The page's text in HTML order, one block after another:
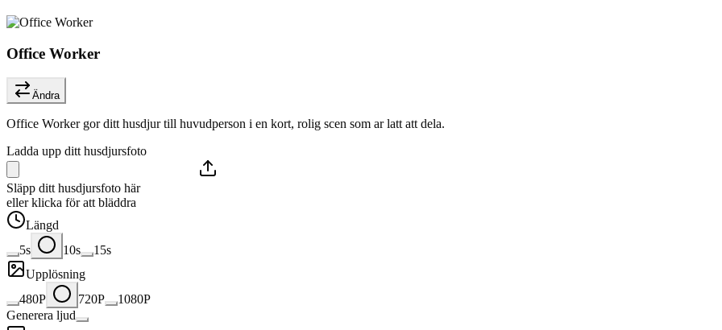
Office Worker
Ändra
Office Worker gor ditt husdjur till huvudperson i en kort, rolig scen som ar latt att dela.
Ladda upp ditt husdjursfoto
Släpp ditt husdjursfoto här
eller klicka för att bläddra
Längd
5s
10s
15s
Upplösning
480P
720P
1080P
Generera ljud